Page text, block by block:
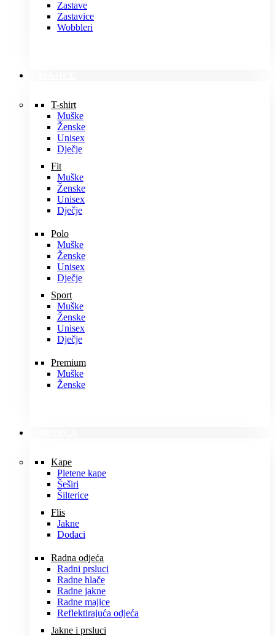
Zastave
Zastavice
Wobbleri
T-shirt
Muške
Ženske
Unisex
Dječje
Fit
Muške
Ženske
Unisex
Dječje
Polo
Muške
Ženske
Unisex
Dječje
Sport
Muške
Ženske
Unisex
Dječje
Premium
Muške
Ženske
Kape
Pletene kape
Šeširi
Šilterice
Flis
Jakne
Dodaci
Radna odjeća
Radni prsluci
Radne hlače
Radne jakne
Radne majice
Reflektirajuća odjeća
Jakne i prsluci